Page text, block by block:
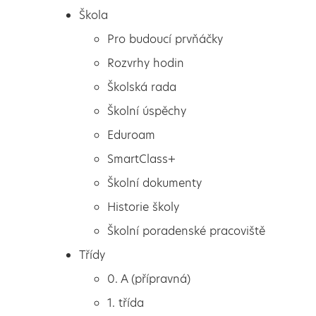
Pro budoucí prvňáčky
Rozvrhy hodin
Školská rada
Škola
Pro budoucí prvňáčky
Rozvrhy hodin
Školská rada
Školní úspěchy
Eduroam
SmartClass+
Školní dokumenty
Historie školy
Školní poradenské pracoviště
Třídy
0. A (přípravná)
1. třída
Kuchtíci ve školní družině